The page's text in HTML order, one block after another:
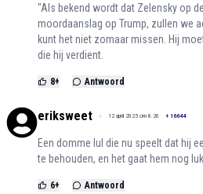
"Als bekend wordt dat Zelensky op
moordaanslag op Trump, zullen we
kunt het niet zomaar missen. Hij
die hij verdient.
8+ Antwoord
eriksweet 12 april 2025 om 8:26 + 16644
Een domme lul die nu speelt dat hij
te behouden, en het gaat hem nog
6+ Antwoord